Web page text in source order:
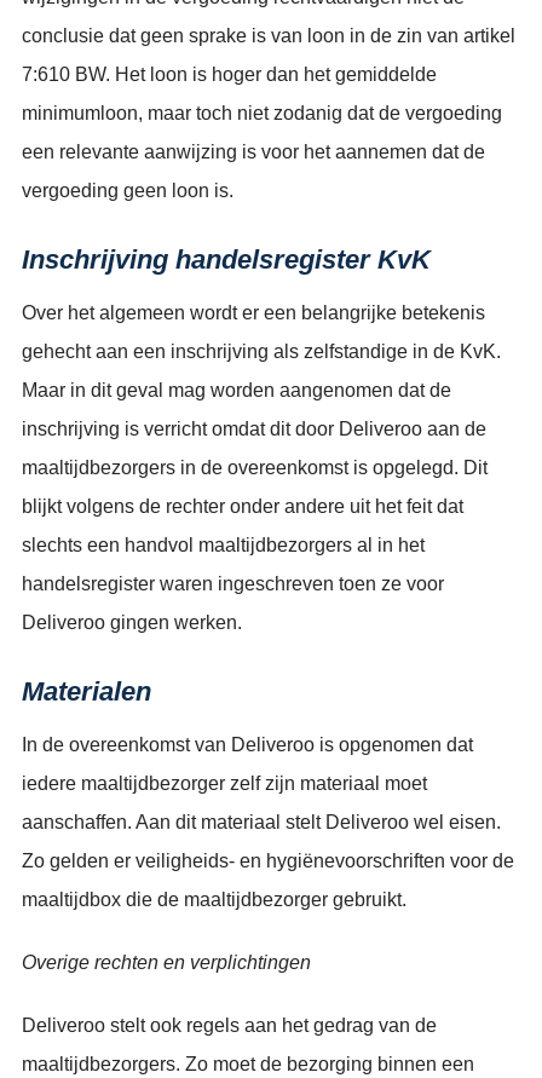
conclusie dat geen sprake is van loon in de zin van artikel
7:610 BW. Het loon is hoger dan het gemiddelde
minimumloon, maar toch niet zodanig dat de vergoeding
een relevante aanwijzing is voor het aannemen dat de
vergoeding geen loon is.
Inschrijving handelsregister KvK
Over het algemeen wordt er een belangrijke betekenis
gehecht aan een inschrijving als zelfstandige in de KvK.
Maar in dit geval mag worden aangenomen dat de
inschrijving is verricht omdat dit door Deliveroo aan de
maaltijdbezorgers in de overeenkomst is opgelegd. Dit
blijkt volgens de rechter onder andere uit het feit dat
slechts een handvol maaltijdbezorgers al in het
handelsregister waren ingeschreven toen ze voor
Deliveroo gingen werken.
Materialen
In de overeenkomst van Deliveroo is opgenomen dat
iedere maaltijdbezorger zelf zijn materiaal moet
aanschaffen. Aan dit materiaal stelt Deliveroo wel eisen.
Zo gelden er veiligheids- en hygiënevoorschriften voor de
maaltijdbox die de maaltijdbezorger gebruikt.
Overige rechten en verplichtingen
Deliveroo stelt ook regels aan het gedrag van de
maaltijdbezorgers. Zo moet de bezorging binnen een